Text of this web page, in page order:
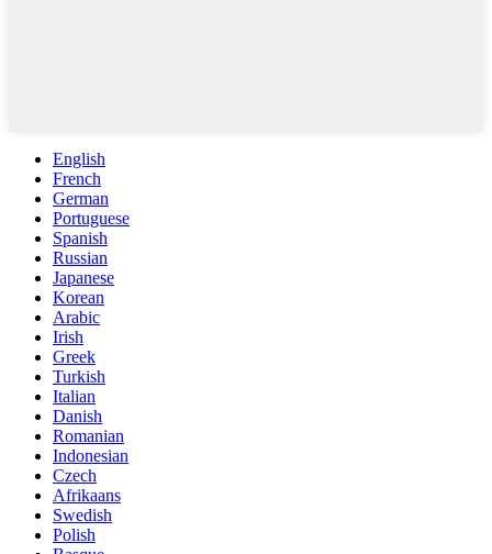
English
French
German
Portuguese
Spanish
Russian
Japanese
Korean
Arabic
Irish
Greek
Turkish
Italian
Danish
Romanian
Indonesian
Czech
Afrikaans
Swedish
Polish